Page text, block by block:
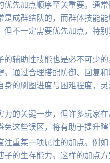
优先加点顺序至关重要。通
是成群结队的，而群体技能
但不一定需要优先加点，特
的辅助性技能也是必不可少
。通过合理搭配防御、回复
的刷图进度与困难程度，灵
力的关键一步，但许多玩家
这些误区，将有助于提升瞎
注重某一项属性的加点。例
子的生存能力。这样的加点